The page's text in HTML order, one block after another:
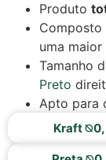
Produto
Composto
uma
Tamanho
Preto
Apto para
Kraft